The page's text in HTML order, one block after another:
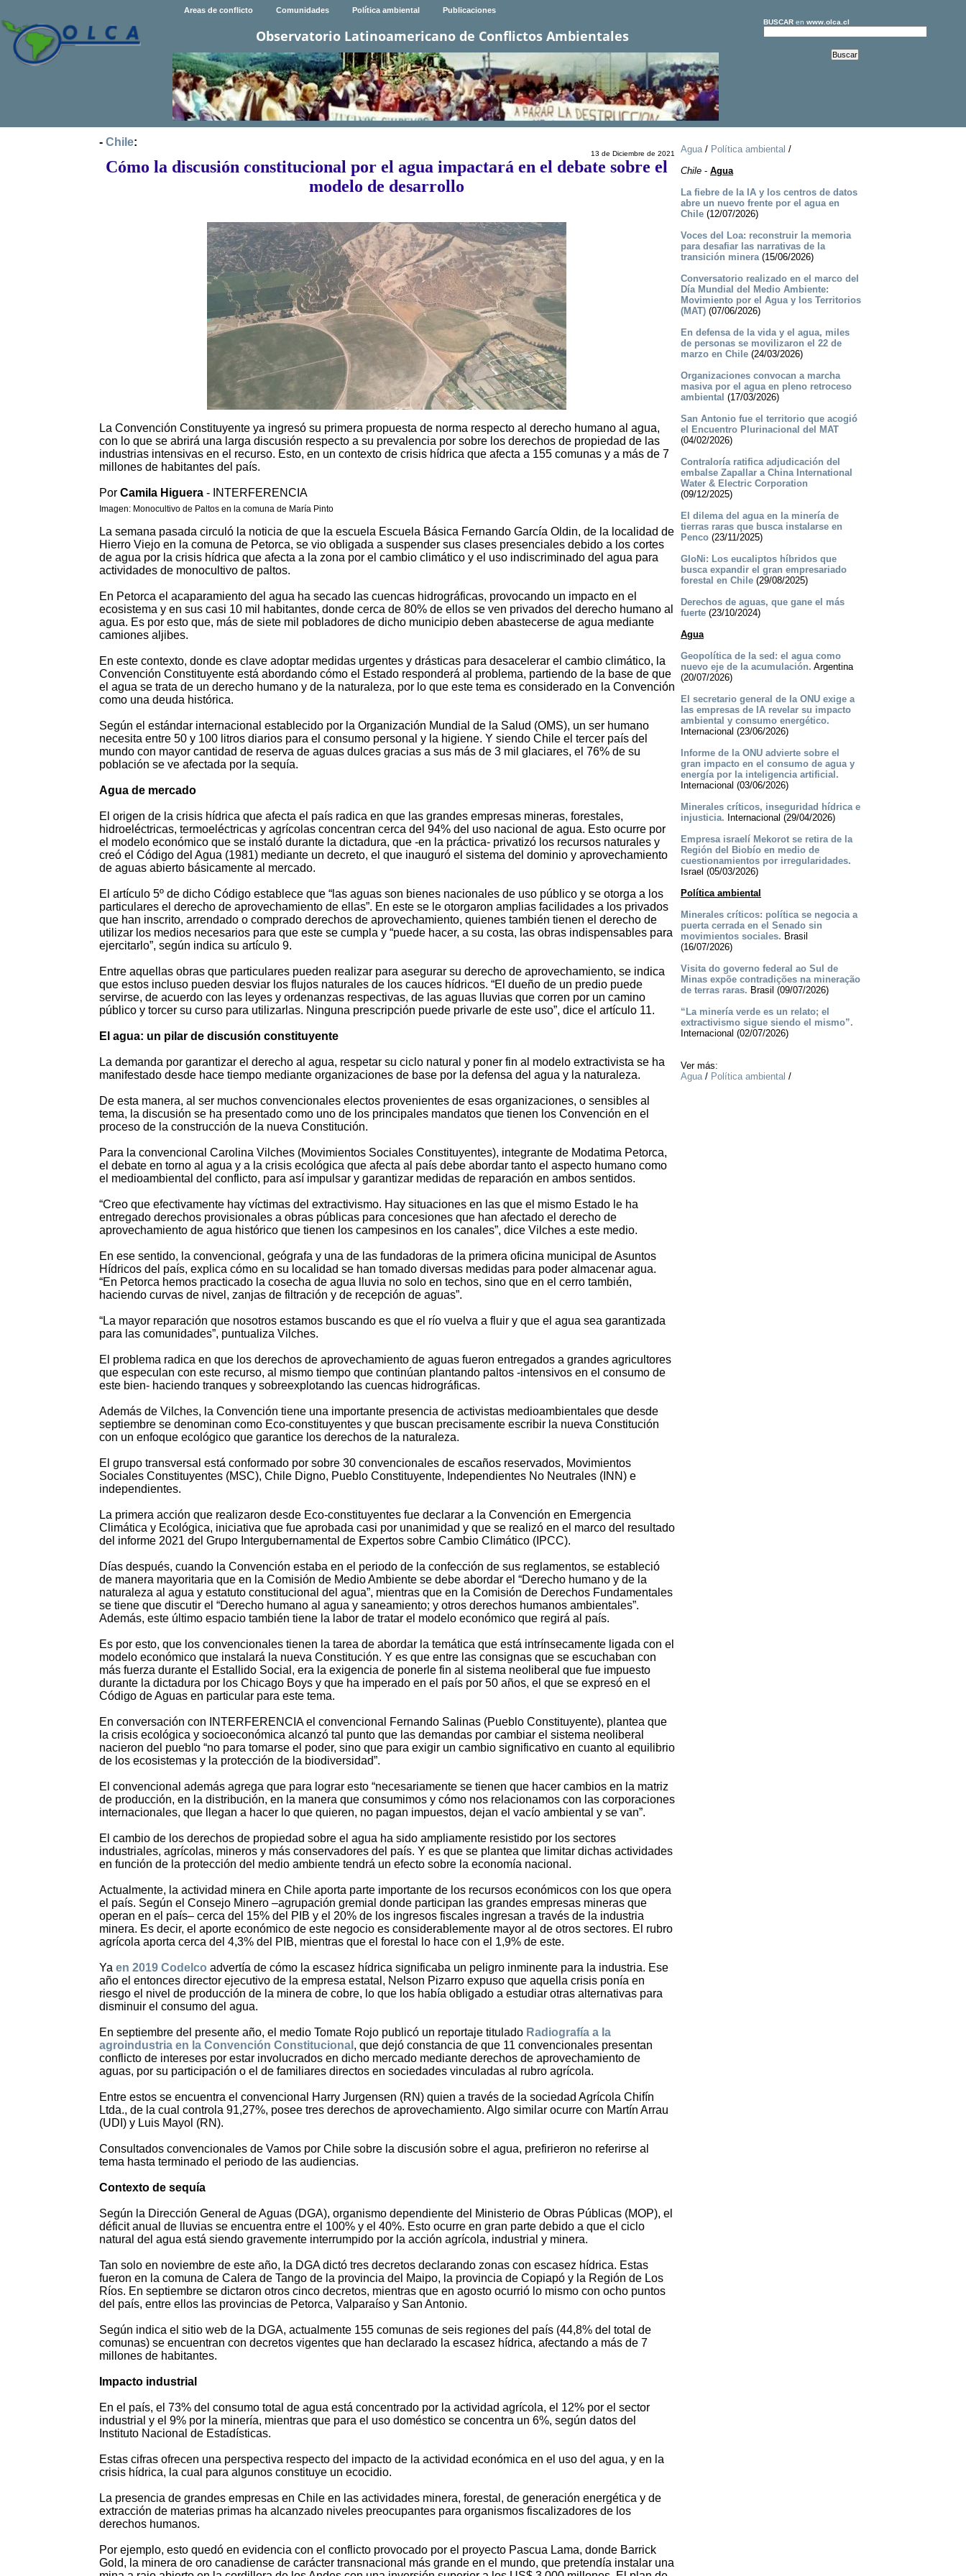
Areas de conflicto Comunidades Política ambiental Publicaciones
Observatorio Latinoamericano de Conflictos Ambientales
BUSCARen www.olca.cl
- Chile:
13 de Diciembre de 2021
Cómo la discusión constitucional por el agua impactará en el debate sobre el
modelo de desarrollo
La Convención Constituyente ya ingresó su primera propuesta de norma respecto al derecho humano al agua,
con lo que se abrirá una larga discusión respecto a su prevalencia por sobre los derechos de propiedad de las
industrias intensivas en el recurso. Esto, en un contexto de crisis hídrica que afecta a 155 comunas y a más de 7
millones de habitantes del país.
Por Camila Higuera - INTERFERENCIA
Imagen: Monocultivo de Paltos en la comuna de María Pinto
La semana pasada circuló la noticia de que la escuela Escuela Básica Fernando García Oldin, de la localidad de
Hierro Viejo en la comuna de Petorca, se vio obligada a suspender sus clases presenciales debido a los cortes
de agua por la crisis hídrica que afecta a la zona por el cambio climático y el uso indiscriminado del agua para
actividades de monocultivo de paltos.
En Petorca el acaparamiento del agua ha secado las cuencas hidrográficas, provocando un impacto en el
ecosistema y en sus casi 10 mil habitantes, donde cerca de 80% de ellos se ven privados del derecho humano al
agua. Es por esto que, más de siete mil pobladores de dicho municipio deben abastecerse de agua mediante
camiones aljibes.
En este contexto, donde es clave adoptar medidas urgentes y drásticas para desacelerar el cambio climático, la
Convención Constituyente está abordando cómo el Estado responderá al problema, partiendo de la base de que
el agua se trata de un derecho humano y de la naturaleza, por lo que este tema es considerado en la Convención
como una deuda histórica.
Según el estándar internacional establecido por la Organización Mundial de la Salud (OMS), un ser humano
necesita entre 50 y 100 litros diarios para el consumo personal y la higiene. Y siendo Chile el tercer país del
mundo con mayor cantidad de reserva de aguas dulces gracias a sus más de 3 mil glaciares, el 76% de su
población se ve afectada por la sequía.
Agua de mercado
El origen de la crisis hídrica que afecta el país radica en que las grandes empresas mineras, forestales,
hidroeléctricas, termoeléctricas y agrícolas concentran cerca del 94% del uso nacional de agua. Esto ocurre por
el modelo económico que se instaló durante la dictadura, que -en la práctica- privatizó los recursos naturales y
creó el Código del Agua (1981) mediante un decreto, el que inauguró el sistema del dominio y aprovechamiento
de aguas abierto básicamente al mercado.
El artículo 5º de dicho Código establece que “las aguas son bienes nacionales de uso público y se otorga a los
particulares el derecho de aprovechamiento de ellas”. En este se le otorgaron amplias facilidades a los privados
que han inscrito, arrendado o comprado derechos de aprovechamiento, quienes también tienen el derecho de
utilizar los medios necesarios para que este se cumpla y “puede hacer, a su costa, las obras indispensables para
ejercitarlo”, según indica su artículo 9.
Entre aquellas obras que particulares pueden realizar para asegurar su derecho de aprovechamiento, se indica
que estos incluso pueden desviar los flujos naturales de los cauces hídricos. “El dueño de un predio puede
servirse, de acuerdo con las leyes y ordenanzas respectivas, de las aguas lluvias que corren por un camino
público y torcer su curso para utilizarlas. Ninguna prescripción puede privarle de este uso”, dice el artículo 11.
El agua: un pilar de discusión constituyente
La demanda por garantizar el derecho al agua, respetar su ciclo natural y poner fin al modelo extractivista se ha
manifestado desde hace tiempo mediante organizaciones de base por la defensa del agua y la naturaleza.
De esta manera, al ser muchos convencionales electos provenientes de esas organizaciones, o sensibles al
tema, la discusión se ha presentado como uno de los principales mandatos que tienen los Convención en el
proceso de la construcción de la nueva Constitución.
Para la convencional Carolina Vilches (Movimientos Sociales Constituyentes), integrante de Modatima Petorca,
el debate en torno al agua y a la crisis ecológica que afecta al país debe abordar tanto el aspecto humano como
el medioambiental del conflicto, para así impulsar y garantizar medidas de reparación en ambos sentidos.
“Creo que efectivamente hay víctimas del extractivismo. Hay situaciones en las que el mismo Estado le ha
entregado derechos provisionales a obras públicas para concesiones que han afectado el derecho de
aprovechamiento de agua histórico que tienen los campesinos en los canales”, dice Vilches a este medio.
En ese sentido, la convencional, geógrafa y una de las fundadoras de la primera oficina municipal de Asuntos
Hídricos del país, explica cómo en su localidad se han tomado diversas medidas para poder almacenar agua.
“En Petorca hemos practicado la cosecha de agua lluvia no solo en techos, sino que en el cerro también,
haciendo curvas de nivel, zanjas de filtración y de recepción de aguas”.
“La mayor reparación que nosotros estamos buscando es que el río vuelva a fluir y que el agua sea garantizada
para las comunidades”, puntualiza Vilches.
El problema radica en que los derechos de aprovechamiento de aguas fueron entregados a grandes agricultores
que especulan con este recurso, al mismo tiempo que continúan plantando paltos -intensivos en el consumo de
este bien- haciendo tranques y sobreexplotando las cuencas hidrográficas.
Además de Vilches, la Convención tiene una importante presencia de activistas medioambientales que desde
septiembre se denominan como Eco-constituyentes y que buscan precisamente escribir la nueva Constitución
con un enfoque ecológico que garantice los derechos de la naturaleza.
El grupo transversal está conformado por sobre 30 convencionales de escaños reservados, Movimientos
Sociales Constituyentes (MSC), Chile Digno, Pueblo Constituyente, Independientes No Neutrales (INN) e
independientes.
La primera acción que realizaron desde Eco-constituyentes fue declarar a la Convención en Emergencia
Climática y Ecológica, iniciativa que fue aprobada casi por unanimidad y que se realizó en el marco del resultado
del informe 2021 del Grupo Intergubernamental de Expertos sobre Cambio Climático (IPCC).
Días después, cuando la Convención estaba en el periodo de la confección de sus reglamentos, se estableció
de manera mayoritaria que en la Comisión de Medio Ambiente se debe abordar el “Derecho humano y de la
naturaleza al agua y estatuto constitucional del agua”, mientras que en la Comisión de Derechos Fundamentales
se tiene que discutir el “Derecho humano al agua y saneamiento; y otros derechos humanos ambientales”.
Además, este último espacio también tiene la labor de tratar el modelo económico que regirá al país.
Es por esto, que los convencionales tienen la tarea de abordar la temática que está intrínsecamente ligada con el
modelo económico que instalará la nueva Constitución. Y es que entre las consignas que se escuchaban con
más fuerza durante el Estallido Social, era la exigencia de ponerle fin al sistema neoliberal que fue impuesto
durante la dictadura por los Chicago Boys y que ha imperado en el país por 50 años, el que se expresó en el
Código de Aguas en particular para este tema.
En conversación con INTERFERENCIA el convencional Fernando Salinas (Pueblo Constituyente), plantea que
la crisis ecológica y socioeconómica alcanzó tal punto que las demandas por cambiar el sistema neoliberal
nacieron del pueblo “no para tomarse el poder, sino que para exigir un cambio significativo en cuanto al equilibrio
de los ecosistemas y la protección de la biodiversidad”.
El convencional además agrega que para lograr esto “necesariamente se tienen que hacer cambios en la matriz
de producción, en la distribución, en la manera que consumimos y cómo nos relacionamos con las corporaciones
internacionales, que llegan a hacer lo que quieren, no pagan impuestos, dejan el vacío ambiental y se van”.
El cambio de los derechos de propiedad sobre el agua ha sido ampliamente resistido por los sectores
industriales, agrícolas, mineros y más conservadores del país. Y es que se plantea que limitar dichas actividades
en función de la protección del medio ambiente tendrá un efecto sobre la economía nacional.
Actualmente, la actividad minera en Chile aporta parte importante de los recursos económicos con los que opera
el país. Según el Consejo Minero –agrupación gremial donde participan las grandes empresas mineras que
operan en el país– cerca del 15% del PIB y el 20% de los ingresos fiscales ingresan a través de la industria
minera. Es decir, el aporte económico de este negocio es considerablemente mayor al de otros sectores. El rubro
agrícola aporta cerca del 4,3% del PIB, mientras que el forestal lo hace con el 1,9% de este.
Ya en 2019 Codelco advertía de cómo la escasez hídrica significaba un peligro inminente para la industria. Ese
año el entonces director ejecutivo de la empresa estatal, Nelson Pizarro expuso que aquella crisis ponía en
riesgo el nivel de producción de la minera de cobre, lo que los había obligado a estudiar otras alternativas para
disminuir el consumo del agua.
En septiembre del presente año, el medio Tomate Rojo publicó un reportaje titulado Radiografía a la
agroindustria en la Convención Constitucional , que dejó constancia de que 11 convencionales presentan
conflicto de intereses por estar involucrados en dicho mercado mediante derechos de aprovechamiento de
aguas, por su participación o el de familiares directos en sociedades vinculadas al rubro agrícola.
Entre estos se encuentra el convencional Harry Jurgensen (RN) quien a través de la sociedad Agrícola Chifín
Ltda., de la cual controla 91,27%, posee tres derechos de aprovechamiento. Algo similar ocurre con Martín Arrau
(UDI) y Luis Mayol (RN).
Consultados convencionales de Vamos por Chile sobre la discusión sobre el agua, prefirieron no referirse al
tema hasta terminado el periodo de las audiencias.
Contexto de sequía
Según la Dirección General de Aguas (DGA), organismo dependiente del Ministerio de Obras Públicas (MOP), el
déficit anual de lluvias se encuentra entre el 100% y el 40%. Esto ocurre en gran parte debido a que el ciclo
natural del agua está siendo gravemente interrumpido por la acción agrícola, industrial y minera.
Tan solo en noviembre de este año, la DGA dictó tres decretos declarando zonas con escasez hídrica. Estas
fueron en la comuna de Calera de Tango de la provincia del Maipo, la provincia de Copiapó y la Región de Los
Ríos. En septiembre se dictaron otros cinco decretos, mientras que en agosto ocurrió lo mismo con ocho puntos
del país, entre ellos las provincias de Petorca, Valparaíso y San Antonio.
Según indica el sitio web de la DGA, actualmente 155 comunas de seis regiones del país (44,8% del total de
comunas) se encuentran con decretos vigentes que han declarado la escasez hídrica, afectando a más de 7
millones de habitantes.
Impacto industrial
En el país, el 73% del consumo total de agua está concentrado por la actividad agrícola, el 12% por el sector
industrial y el 9% por la minería, mientras que para el uso doméstico se concentra un 6%, según datos del
Instituto Nacional de Estadísticas.
Estas cifras ofrecen una perspectiva respecto del impacto de la actividad económica en el uso del agua, y en la
crisis hídrica, la cual para algunos constituye un ecocidio.
La presencia de grandes empresas en Chile en las actividades minera, forestal, de generación energética y de
extracción de materias primas ha alcanzado niveles preocupantes para organismos fiscalizadores de los
derechos humanos.
Por ejemplo, esto quedó en evidencia con el conflicto provocado por el proyecto Pascua Lama, donde Barrick
Gold, la minera de oro canadiense de carácter transnacional más grande en el mundo, que pretendía instalar una
Agua/ Política ambiental /
Chile- Agua
La fiebre de la IA y los centros de datos
abre un nuevo frente por el agua en
Chile(12/07/2026)
Voces del Loa: reconstruir la memoria
para desafiar las narrativas de la
transición minera(15/06/2026)
Conversatorio realizado en el marco del
Día Mundial del Medio Ambiente:
Movimiento por el Agua y los Territorios
(MAT)(07/06/2026)
En defensa de la vida y el agua, miles
de personas se movilizaron el 22 de
marzo en Chile(24/03/2026)
Organizaciones convocan a marcha
masiva por el agua en pleno retroceso
ambiental (17/03/2026)
San Antonio fue el territorio que acogió
el Encuentro Plurinacional del MAT
(04/02/2026)
Contraloría ratifica adjudicación del
embalse Zapallar a China International
Water & Electric Corporation
(09/12/2025)
El dilema del agua en la minería de
tierras raras que busca instalarse en
Penco(23/11/2025)
GloNi: Los eucaliptos híbridos que
busca expandir el gran empresariado
forestal en Chile(29/08/2025)
Derechos de aguas, que gane el más
fuerte(23/10/2024)
Agua
Geopolítica de la sed: el agua como
nuevo eje de la acumulación. Argentina
(20/07/2026)
El secretario general de la ONU exige a
las empresas de IA revelar su impacto
ambiental y consumo energético.
Internacional (23/06/2026)
Informe de la ONU advierte sobre el
gran impacto en el consumo de agua y
energía por la inteligencia artificial.
Internacional (03/06/2026)
Minerales críticos, inseguridad hídrica e
injusticia. Internacional (29/04/2026)
Empresa israelí Mekorot se retira de la
Región del Biobío en medio de
cuestionamientos por irregularidades.
Israel (05/03/2026)
Política ambiental
Minerales críticos: política se negocia a
puerta cerrada en el Senado sin
movimientos sociales. Brasil
(16/07/2026)
Visita do governo federal ao Sul de
Minas expõe contradições na mineração
de terras raras. Brasil (09/07/2026)
“La minería verde es un relato; el
extractivismo sigue siendo el mismo”.
Internacional (02/07/2026)
Ver más:
Agua/ Política ambiental /